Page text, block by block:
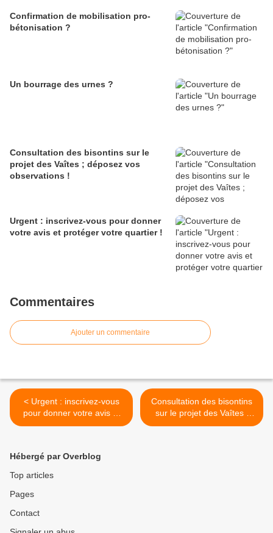
Confirmation de mobilisation pro-
bétonisation ?
Un bourrage des urnes ?
Consultation des bisontins sur le
projet des Vaîtes ; déposez vos
observations !
Urgent : inscrivez-vous pour donner
votre avis et protéger votre quartier !
Commentaires
Ajouter un commentaire
< Urgent : inscrivez-vous
pour donner votre avis et
protéger votre quartier !
Consultation des bisontins
sur le projet des Vaîtes ;
déposez vos observations !
Hébergé par Overblog
Top articles
Pages
Contact